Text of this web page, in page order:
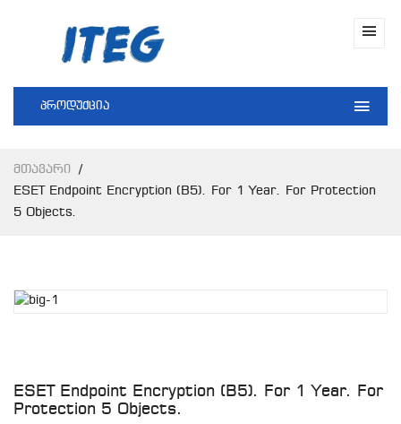
პროდუქცია
Მთავარი
ESET Endpoint Encryption (B5). For 1 Year. For Protection
5 Objects.
ESET Endpoint Encryption (B5). For 1 Year. For
Protection 5 Objects.